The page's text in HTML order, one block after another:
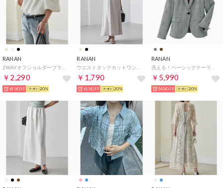
RANAN
￥2,290
61%OFF 20%
RANAN
￥1,790
61%OFF 20%
RANAN
￥5,990
54%OFF 20%